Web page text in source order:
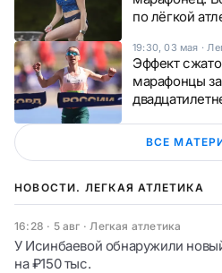
по лёгкой
19:30, 03 мая ·
Эффект
марафонцы
ВСЕ
НОВОСТИ. ЛЕГКАЯ АТЛЕТИКА
16:28 · 5 авг ·Легкая атлетика
У Исинбаевой обнаружили
на ₽150 тыс.